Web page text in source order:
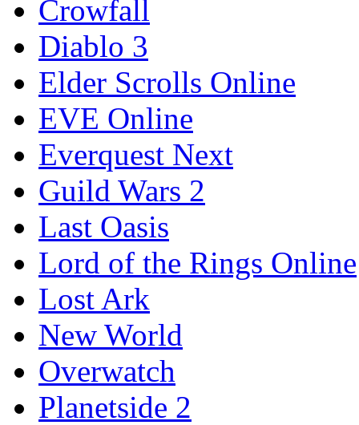
Crowfall
Diablo 3
Elder Scrolls Online
EVE Online
Everquest Next
Guild Wars 2
Last Oasis
Lord of the Rings Online
Lost Ark
New World
Overwatch
Planetside 2